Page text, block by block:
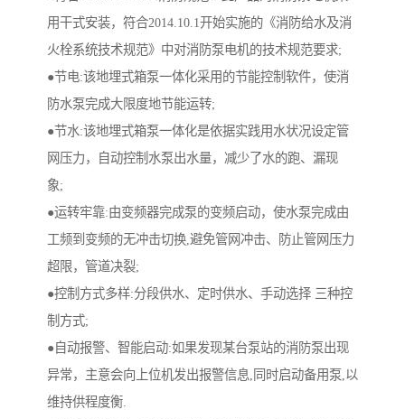
用干式安装，符合2014.10.1开始实施的《消防给水及消
火栓系统技术规范》中对消防泵电机的技术规范要求;
●节电:该地埋式箱泵一体化采用的节能控制软件，使消
防水泵完成大限度地节能运转;
●节水:该地埋式箱泵一体化是依据实践用水状况设定管
网压力，自动控制水泵出水量，减少了水的跑、漏现
象;
●运转牢靠:由变频器完成泵的变频启动，使水泵完成由
工频到变频的无冲击切换,避免管网冲击、防止管网压力
超限，管道决裂;
●控制方式多样:分段供水、定时供水、手动选择 三种控
制方式;
●自动报警、智能启动:如果发现某台泵站的消防泵出现
异常，主意会向上位机发出报警信息,同时启动备用泵,以
维持供程度衡.